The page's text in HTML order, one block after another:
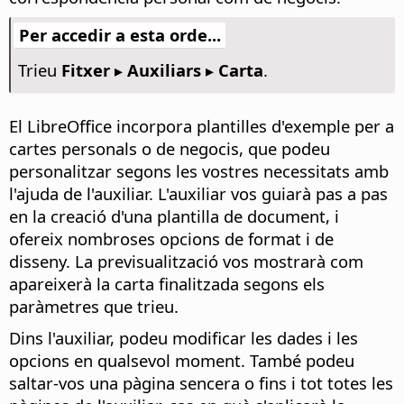
Per accedir a esta orde...
Trieu Fitxer ▸ Auxiliars ▸ Carta.
El LibreOffice incorpora plantilles d'exemple per a
cartes personals o de negocis, que podeu
personalitzar segons les vostres necessitats amb
l'ajuda de l'auxiliar. L'auxiliar vos guiarà pas a pas
en la creació d'una plantilla de document, i
ofereix nombroses opcions de format i de
disseny. La previsualització vos mostrarà com
apareixerà la carta finalitzada segons els
paràmetres que trieu.
Dins l'auxiliar, podeu modificar les dades i les
opcions en qualsevol moment. També podeu
saltar-vos una pàgina sencera o fins i tot totes les